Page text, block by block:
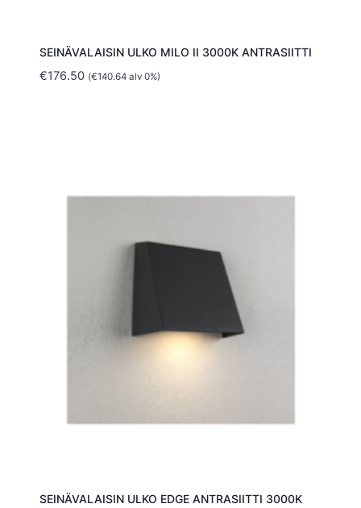
SEINÄVALAISIN ULKO MILO II 3000K ANTRASIITTI
€176.50 (€140.64alv 0%)
SEINÄVALAISIN ULKO EDGE ANTRASIITTI 3000K